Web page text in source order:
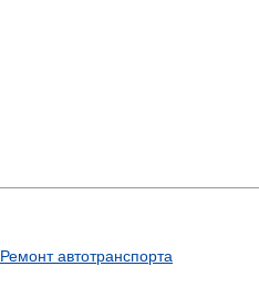
Ремонт автотранспорта